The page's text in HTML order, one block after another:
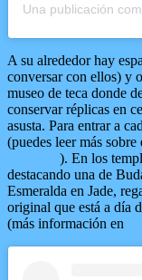
Una publicación
A su alrededor hay
conversar con ellos) y
museo de teca donde
conservar réplicas en
asusta. Para entrar a
(puedes leer más
). En los
destacando una de
Esmeralda en Jade,
original que está a día
(más información en